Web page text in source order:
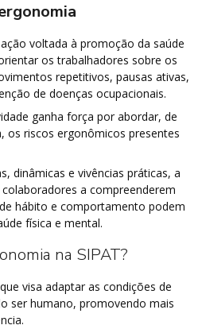
voltada à promoção da saúde
os trabalhadores sobre os
repetitivos, pausas ativas,
de doenças ocupacionais.
ganha força por abordar, de
os riscos ergonômicos presentes
dinâmicas e vivências práticas, a
a compreenderem
hábito e comportamento podem
física e mental.
na SIPAT?
visa adaptar as condições de
ser humano, promovendo mais